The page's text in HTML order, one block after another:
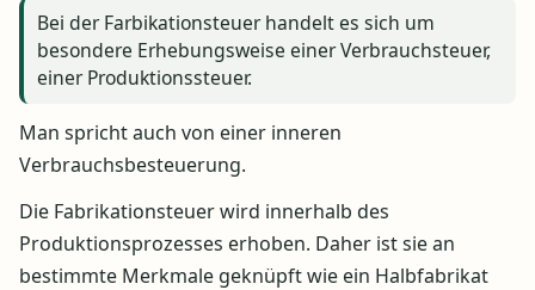
Bei der Farbikationsteuer handelt es sich um
besondere Erhebungsweise einer Verbrauchsteuer,
einer Produktionssteuer.
Man spricht auch von einer inneren
Verbrauchsbesteuerung.
Die Fabrikationsteuer wird innerhalb des
Produktionsprozesses erhoben. Daher ist sie an
bestimmte Merkmale geknüpft wie ein Halbfabrikat